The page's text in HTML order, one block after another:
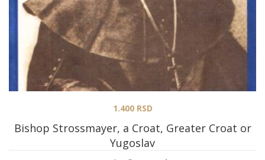
Bishop Strossmayer, a Croat, Greater Croat or
Yugoslav
1.400RSD